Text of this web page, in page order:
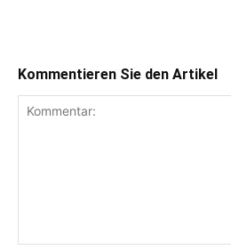
Kommentieren Sie den Artikel